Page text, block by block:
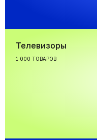
Телевизоры
1 000 ТОВАРОВ